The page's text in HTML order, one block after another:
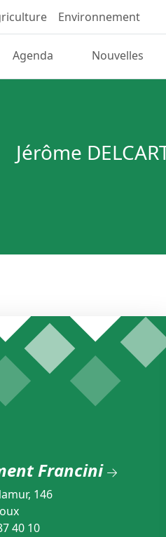
Environnement
Agenda Nouvelles
Jérôme
Francini
146
40 10